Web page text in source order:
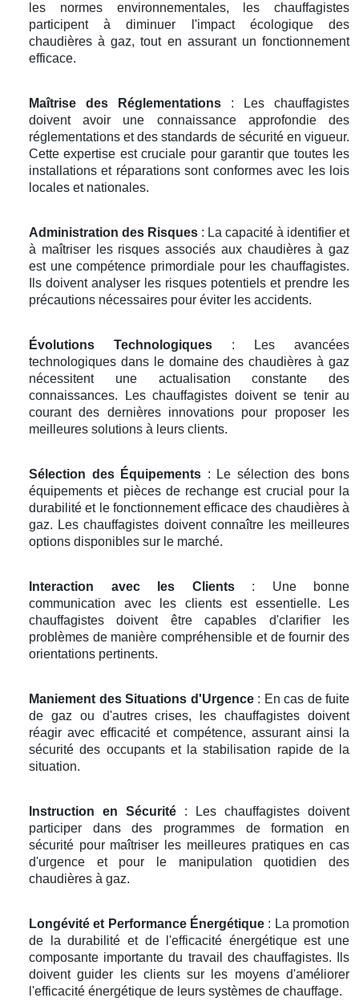
les normes environnementales, les chauffagistes
participent à diminuer l'impact écologique des
chaudières à gaz, tout en assurant un fonctionnement
efficace.
Maîtrise des Réglementations : Les chauffagistes
doivent avoir une connaissance approfondie des
réglementations et des standards de sécurité en vigueur.
Cette expertise est cruciale pour garantir que toutes les
installations et réparations sont conformes avec les lois
locales et nationales.
Administration des Risques : La capacité à identifier et
à maîtriser les risques associés aux chaudières à gaz
est une compétence primordiale pour les chauffagistes.
Ils doivent analyser les risques potentiels et prendre les
précautions nécessaires pour éviter les accidents.
Évolutions Technologiques : Les avancées
technologiques dans le domaine des chaudières à gaz
nécessitent une actualisation constante des
connaissances. Les chauffagistes doivent se tenir au
courant des dernières innovations pour proposer les
meilleures solutions à leurs clients.
Sélection des Équipements : Le sélection des bons
équipements et pièces de rechange est crucial pour la
durabilité et le fonctionnement efficace des chaudières à
gaz. Les chauffagistes doivent connaître les meilleures
options disponibles sur le marché.
Interaction avec les Clients: Une bonne
communication avec les clients est essentielle. Les
chauffagistes doivent être capables d'clarifier les
problèmes de manière compréhensible et de fournir des
orientations pertinents.
Maniement des Situations d'Urgence: En cas de fuite
de gaz ou d'autres crises, les chauffagistes doivent
réagir avec efficacité et compétence, assurant ainsi la
sécurité des occupants et la stabilisation rapide de la
situation.
Instruction en Sécurité : Les chauffagistes doivent
participer dans des programmes de formation en
sécurité pour maîtriser les meilleures pratiques en cas
d'urgence et pour le manipulation quotidien des
chaudières à gaz.
Longévité et Performance Énergétique : La promotion
de la durabilité et de l'efficacité énergétique est une
composante importante du travail des chauffagistes. Ils
doivent guider les clients sur les moyens d'améliorer
l'efficacité énergétique de leurs systèmes de chauffage.